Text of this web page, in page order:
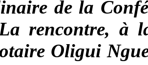
de la
rencontre, à
Oligui